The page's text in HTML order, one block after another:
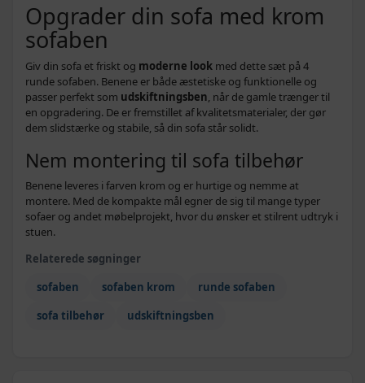
Opgrader din sofa med krom
sofaben
Giv din sofa et friskt og moderne look med dette sæt på 4
runde sofaben. Benene er både æstetiske og funktionelle og
passer perfekt som udskiftningsben, når de gamle trænger til
en opgradering. De er fremstillet af kvalitetsmaterialer, der gør
dem slidstærke og stabile, så din sofa står solidt.
Nem montering til sofa tilbehør
Benene leveres i farven krom og er hurtige og nemme at
montere. Med de kompakte mål egner de sig til mange typer
sofaer og andet møbelprojekt, hvor du ønsker et stilrent udtryk i
stuen.
Relaterede søgninger
sofaben
sofaben krom
runde sofaben
sofa tilbehør
udskiftningsben